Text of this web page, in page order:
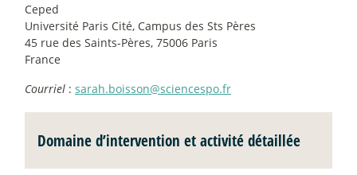
Ceped
Université Paris Cité, Campus des Sts Pères
45 rue des Saints-Pères, 75006 Paris
France
Courriel : sarah.boisson@sciencespo.fr
Domaine d’intervention et activité détaillée